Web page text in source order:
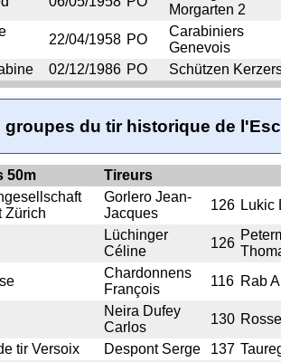
Morgarten 2
22/04/1958 PO
Carabiniers
Genevois
02/12/1986 PO Schützen
groupes du tir historique de
50m
Tireurs
Zürich
Gorlero Jean-
Jacques
126 Lukic
Lüchinger
Céline
126
Chardonnens
François
116 Rab
Neira Dufey
Carlos
130
tir Versoix Despont Serge 137